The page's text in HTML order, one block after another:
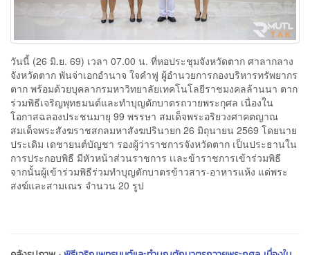
วันนี้ (26 มิ.ย. 69) เวลา 07.00 น. ที่หอประชุมจังหวัดตาก ศาลากลาง
จังหวัดตาก พันจ่าเอกอำนาจ ใจคำฟู ผู้อำนวยการกองบริหารทรัพยากร
ตาก พร้อมด้วยบุคลากรมหาวิทยาลัยเทคโนโลยีราชมงคลล้านนา ตาก
ร่วมพิธีเจริญพุทธมนต์และทำบุญตักบาตรถวายพระกุศล เนื่องใน
โอกาสฉลองประชนมายุ 99 พรรษา สมเด็จพระอริยวงศาคตญาณ
สมเด็จพระสังฆราชสกลมหาสังฆปรินายก 26 มิถุนายน 2569 โดยนาย
ประเดิม เดชายนต์บัญชา รองผู้ว่าราชการจังหวัดตาก เป็นประธานใน
การประกอบพิธี มีหัวหน้าส่วนราชการ เเละข้าราชการเข้าร่วมพิธี
จากนั้นผู้เข้าร่วมพิธีร่วมทำบุญตักบาตรข้าวสาร-อาหารแห้ง แด่พระ
สงฆ์และสามเณร จำนวน 20 รูป